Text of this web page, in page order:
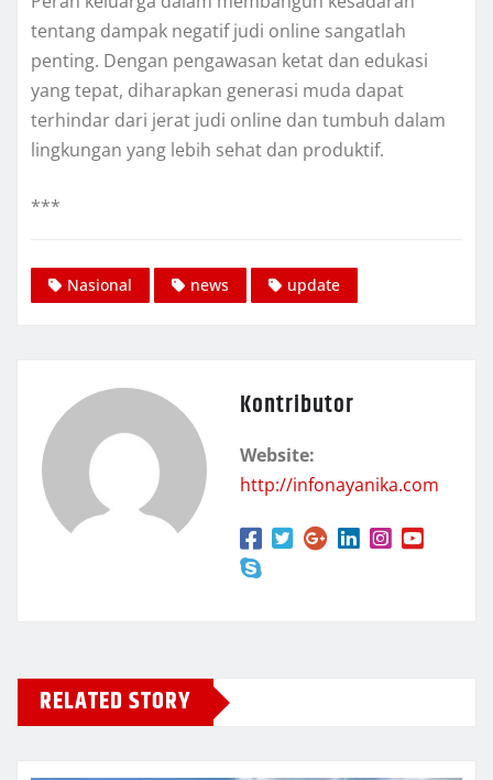
tentang dampak negatif judi online sangatlah
penting. Dengan pengawasan ketat dan edukasi
yang tepat, diharapkan generasi muda dapat
terhindar dari jerat judi online dan tumbuh dalam
lingkungan yang lebih sehat dan produktif.
***
Nasional news update
Kontributor
Website:
http://infonayanika.com
RELATED STORY